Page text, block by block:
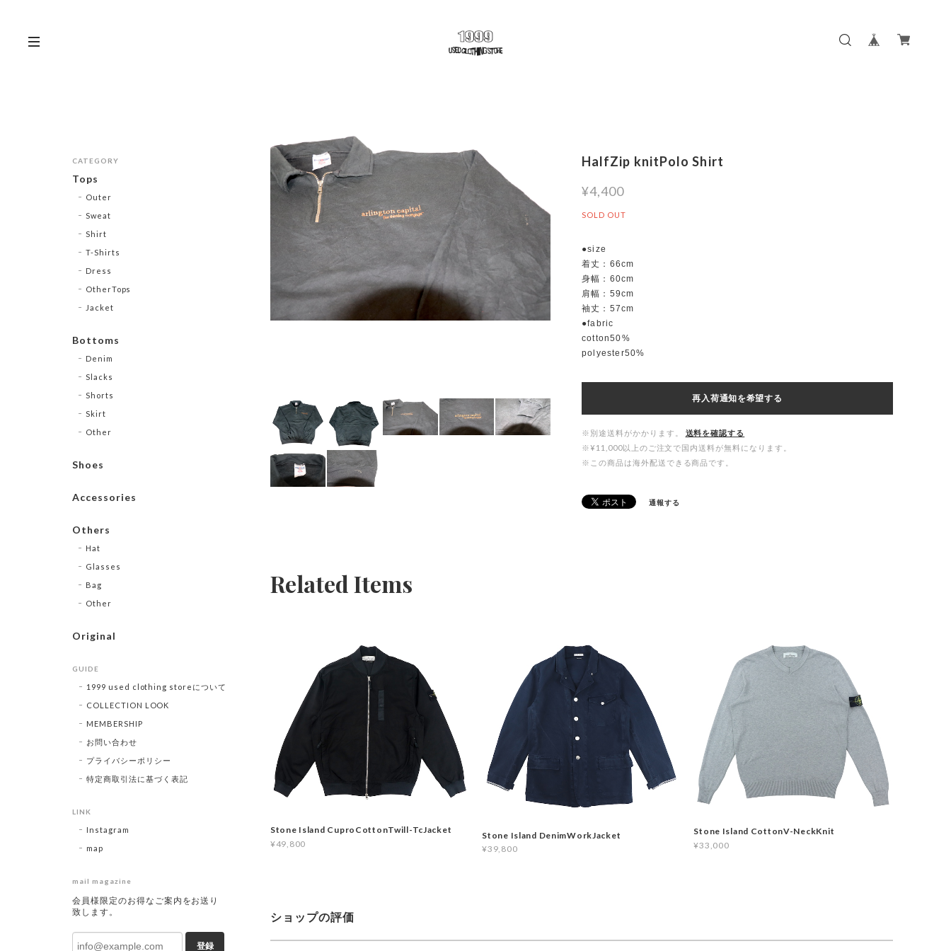
HalfZip knitPolo Shirt
¥4,400
SOLD OUT
●size
着丈：66cm
身幅：60cm
肩幅：59cm
袖丈：57cm
●fabric
cotton50%
polyester50%
再入荷通知を希望する
※別途送料がかかります。
送料を確認する
※¥11,000以上のご注文で国内送料が無料になります。
※この商品は海外配送できる商品です。
通報する
Related Items
Stone Island CuproCottonTwill-TcJacket
¥49,800
Stone Island DenimWorkJacket
¥39,800
Stone Island CottonV-NeckKnit
¥33,000
ショップの評価
CATEGORY
Tops
Outer
Sweat
Shirt
T-Shirts
Dress
OtherTops
Jacket
Bottoms
Denim
Slacks
Shorts
Skirt
Other
Shoes
Accessories
Others
Hat
Glasses
Bag
Other
Original
GUIDE
1999 used clothing storeについて
COLLECTION LOOK
MEMBERSHIP
お問い合わせ
プライバシーポリシー
特定商取引法に基づく表記
LINK
Instagram
map
mail magazine
会員様限定のお得なご案内をお送り
致します。
登録